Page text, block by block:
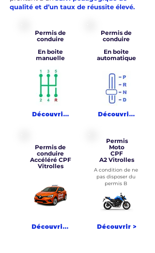
qualité et d’un taux de réussite élevé.
Permis de
conduire
En boite
manuelle
Découvrir >
Permis de
conduire
En boite
automatique
Découvrir >
Permis de
conduire
Accéléré CPF
Vitrolles
Découvrir >
Permis
Moto
CPF
A2 Vitrolles
A condition de ne
pas disposer du
permis B
Découvrir >